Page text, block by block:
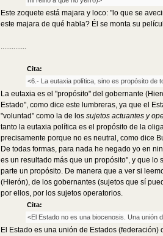
Este zoquete está majara y loco: "lo que se
este majara de qué habla? Él se monta su
..............
Cita:
<6.- La eutaxia política, sino es propósito de
La eutaxia es el "propósito" del gobernante
Estado", como dice este lumbreras, ya que el
"voluntad" como la de los sujetos actuantes y
tanto la eutaxia política es el propósito de la
precisamente porque no es neutral, como dice
De todas formas, para nada he negado yo en
es un resultado más que un propósito", y que
parte un propósito. De manera que a ver si
(Hierón), de los gobernantes (sujetos que sí
por ellos, por los sujetos operatorios.
Cita:
<El Estado no es una biocenosis. Una unión
El Estado es una unión de Estados